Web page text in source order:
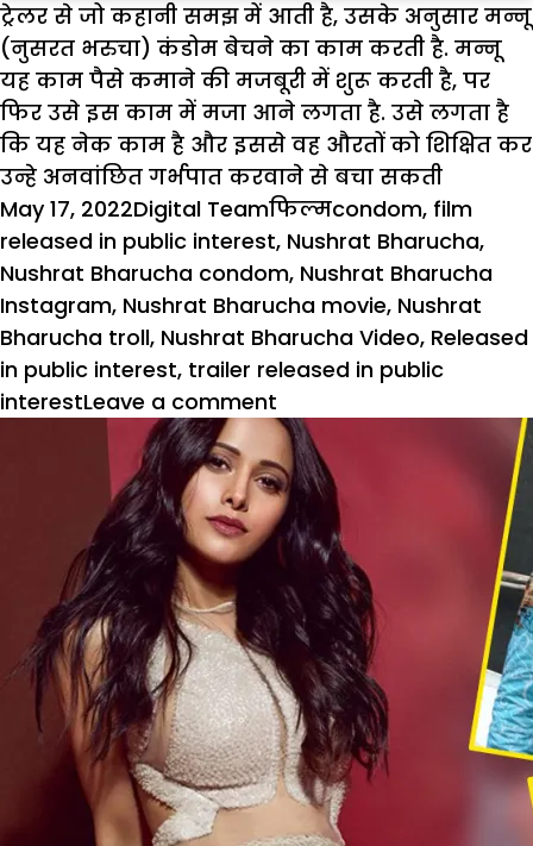
ट्रेलर से जो कहानी समझ में आती है, उसके अनुसार मन्नू
(नुसरत भरुचा) कंडोम बेचने का काम करती है. मन्नू
यह काम पैसे कमाने की मजबूरी में शुरू करती है, पर
फिर उसे इस काम में मजा आने लगता है. उसे लगता है
कि यह नेक काम है और इससे वह औरतों को शिक्षित कर
उन्हे अनवांछित गर्भपात करवाने से बचा सकती
Posted
on
May 17, 2022Author
Digital TeamCategories
फिल्मTags
condom, film
released in public interest, Nushrat Bharucha,
Nushrat Bharucha condom, Nushrat Bharucha
Instagram, Nushrat Bharucha movie, Nushrat
Bharucha troll, Nushrat Bharucha Video, Released
in public interest, trailer released in public
interestLeave a comment
जनहित
में
जारी:
कंडोम
बेचने
पर
ट्रोल
हुईं
नुसरत
भरूचा,
दिया
ये
जवाब